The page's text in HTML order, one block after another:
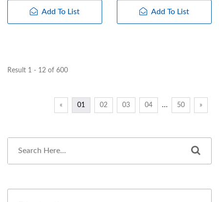
Add To List Add To List
Result 1 - 12 of 600
« 01 02 03 04 … 50 »